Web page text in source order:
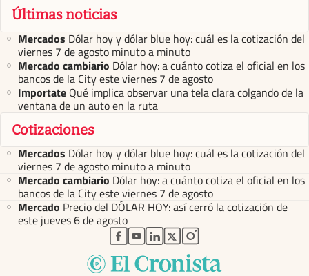
Últimas noticias
Mercados Dólar hoy y dólar blue hoy: cuál es la cotización del
viernes 7 de agosto minuto a minuto
Mercado cambiario Dólar hoy: a cuánto cotiza el oficial en los
bancos de la City este viernes 7 de agosto
Importate Qué implica observar una tela clara colgando de la
ventana de un auto en la ruta
Cotizaciones
Mercados Dólar hoy y dólar blue hoy: cuál es la cotización del
viernes 7 de agosto minuto a minuto
Mercado cambiario Dólar hoy: a cuánto cotiza el oficial en los
bancos de la City este viernes 7 de agosto
Mercado Precio del DÓLAR HOY: así cerró la cotización de
este jueves 6 de agosto
abre en nueva pestaña
abre en nueva pestaña
abre en nueva pestaña
abre en nueva pestaña
abre en nueva pestaña